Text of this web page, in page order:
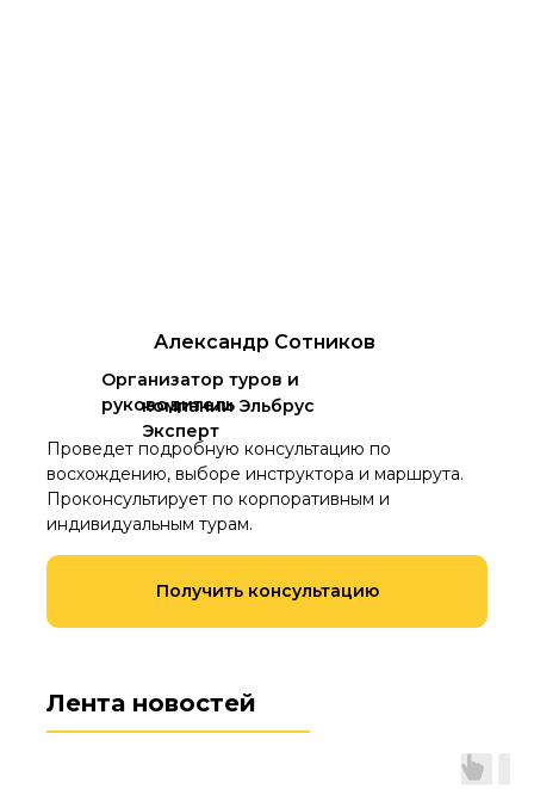
Проведет подробную консультацию по
восхождению, выборе инструктора и маршрута.
Проконсультирует по корпоративным и
индивидуальным турам.
Организатор туров и
руководитель
Александр Сотников
Получить консультацию
компании Эльбрус
Эксперт
Лента новостей